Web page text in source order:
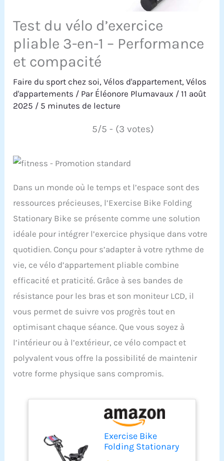
Test du vélo d’exercice
pliable 3-en-1 – Performance
et compacité
Faire du sport chez soi,Vélos d'appartement,Vélos
d'appartements / Par Éléonore Plumavaux /11 août
2025 / 5 minutes de lecture
5/5 - (3 votes)
Dans un monde où le temps et l’espace sont des
ressources précieuses, l’Exercise Bike Folding
Stationary Bike se présente comme une solution
idéale pour intégrer l’exercice physique dans votre
quotidien. Conçu pour s’adapter à votre rythme de
vie, ce vélo d’appartement pliable combine
efficacité et praticité. Grâce à ses bandes de
résistance pour les bras et son moniteur LCD, il
vous permet de suivre vos progrès tout en
optimisant chaque séance. Que vous soyez à
l’intérieur ou à l’extérieur, ce vélo compact et
polyvalent vous offre la possibilité de maintenir
votre forme physique sans compromis.
Exercise Bike
Folding Stationary